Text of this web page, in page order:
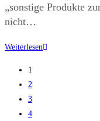
„sonstige Produkte
nicht…
Weiterlesen
1
2
3
4